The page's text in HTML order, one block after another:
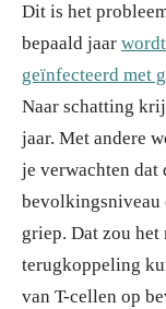
Dit is het
bepaald jaar
geïnfecteerd met
Naar schatting
jaar. Met andere
je verwachten dat
bevolkingsniveau
griep. Dat zou
terugkoppeling
van T-cellen op